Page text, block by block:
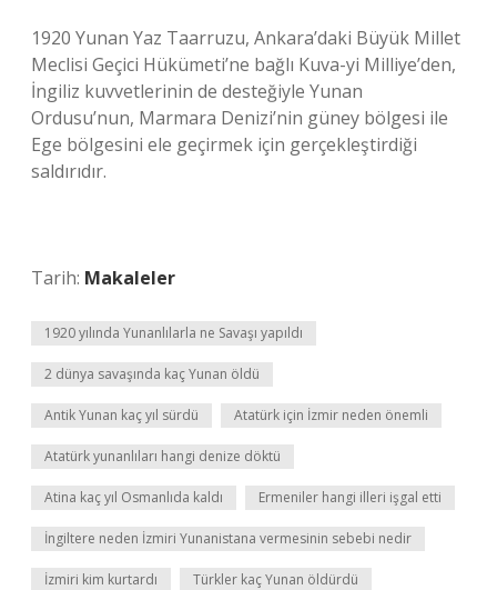
1920 Yunan Yaz Taarruzu, Ankara’daki Büyük Millet
Meclisi Geçici Hükümeti’ne bağlı Kuva-yi Milliye’den,
İngiliz kuvvetlerinin de desteğiyle Yunan
Ordusu’nun, Marmara Denizi’nin güney bölgesi ile
Ege bölgesini ele geçirmek için gerçekleştirdiği
saldırıdır.
Tarih: Makaleler
1920 yılında Yunanlılarla ne Savaşı yapıldı
2 dünya savaşında kaç Yunan öldü
Antik Yunan kaç yıl sürdü Atatürk için İzmir neden önemli
Atatürk yunanlıları hangi denize döktü
Atina kaç yıl Osmanlıda kaldı Ermeniler hangi illeri işgal etti
İngiltere neden İzmiri Yunanistana vermesinin sebebi nedir
İzmiri kim kurtardı Türkler kaç Yunan öldürdü